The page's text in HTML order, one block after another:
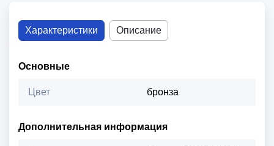
Характеристики Описание
Основные
Цвет бронза
Дополнительная информация